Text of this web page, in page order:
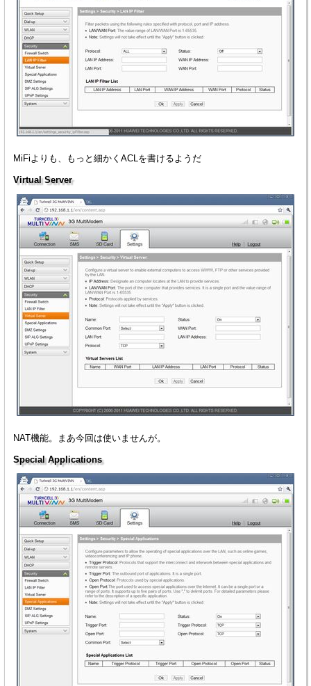
MiFiよりも、もっと細かくACLを書けるようだ
Virtual Server
NAT機能。まあ今回は使いませんが。
Special Applications